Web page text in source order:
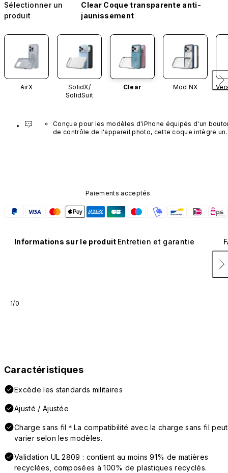
Sélectionner un
produit
Clear Coque transparente anti-
jaunissement
AirX
SolidX/
SolidSuit
Clear Mod NX
Conçue pour les modèles d'iPhone équipés d'un
de contrôle de l'appareil photo, cette coque intègre un
Paiements acceptés
Informations sur le produit Entretien et garantie
1/0
Caractéristiques
Excède les standards militaires
Ajusté / Ajustée
Charge sans fil＊La compatibilité avec la charge sans fil peut
varier selon les modèles.
Validation UL 2809 : contient au moins 91% de matières
recyclées, composées à 100% de plastiques recyclés.